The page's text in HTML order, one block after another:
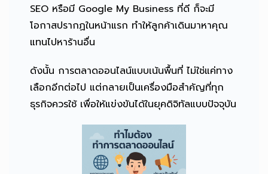
SEO หรือมี Google My Business ที่ดี ก็จะมี
โอกาสปรากฏในหน้าแรก ทำให้ลูกค้าเดินมาหาคุณ
แทนไปหาร้านอื่น
ดังนั้น การตลาดออนไลน์แบบเน้นพื้นที่ ไม่ใช่แค่ทาง
เลือกอีกต่อไป แต่กลายเป็นเครื่องมือสำคัญที่ทุก
ธุรกิจควรใช้ เพื่อให้แข่งขันได้ในยุคดิจิทัลแบบปัจจุบัน